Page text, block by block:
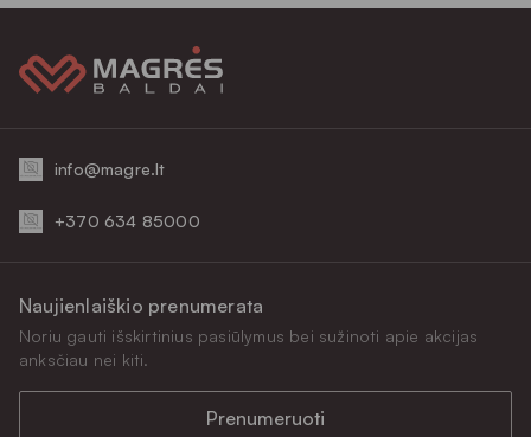
info@magre.lt
+370 634 85000
Naujienlaiškio prenumerata
Noriu gauti išskirtinius pasiūlymus bei sužinoti apie akcijas
anksčiau nei kiti.
Prenumeruoti